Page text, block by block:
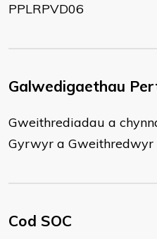
PPLRPVD06
Galwedigaethau
Gweithrediadau a
Gyrwyr a Gweithredwyr
Cod SOC